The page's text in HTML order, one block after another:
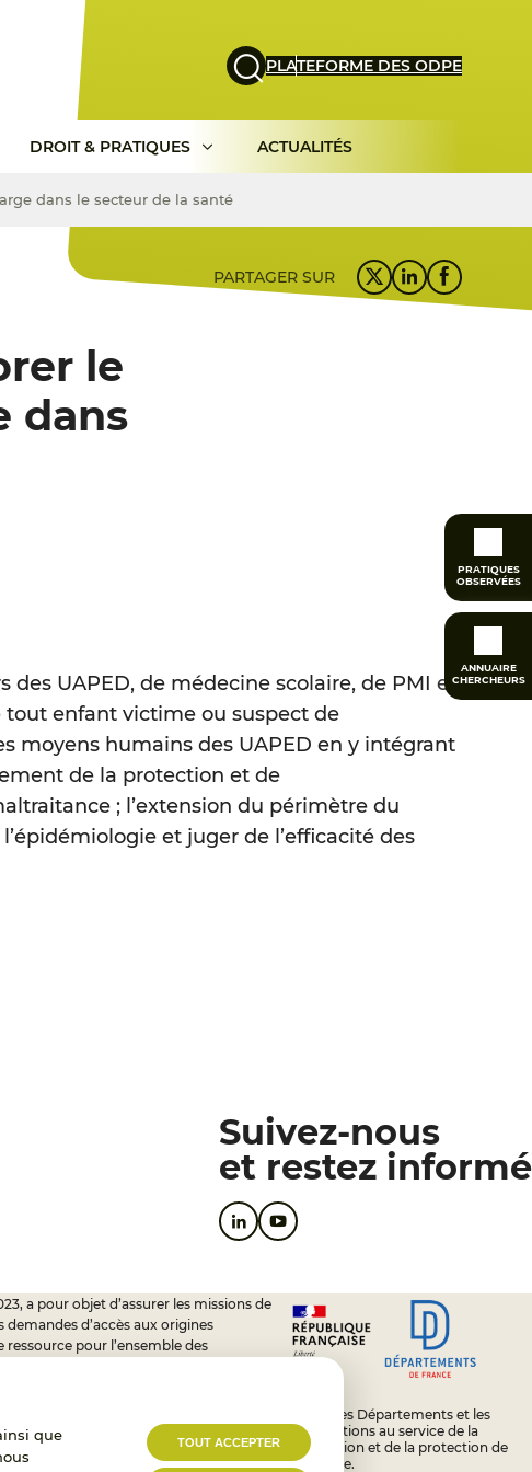
que
TOUT ACCEPTER
PLATEFORME DES ODPE
DROIT & PRATIQUES ACTUALITÉS
PRATIQUES
OBSERVÉES
ANNUAIRE
CHERCHEURS
dans le secteur de la santé
PARTAGER SUR
le
dans
UAPED, de médecine scolaire, de PMI et
tout enfant victime ou suspect de
moyens humains des UAPED en y intégrant
de la protection et de
; l’extension du périmètre du
et juger de l’efficacité des
Suivez-nous
et restez informé
a pour objet d’assurer les missions de
d’accès aux origines
pour l’ensemble des
L’État, les Départements et les
Associations au service de la
prévention et de la protection de
l’enfance.